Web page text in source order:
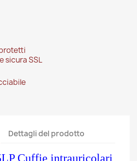
sicura SSL
Dettagli del prodotto
Cuffie intrauricolari